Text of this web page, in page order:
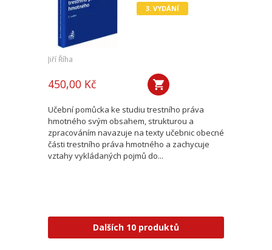
3. VYDÁNÍ
Jiří Říha
450,00 Kč
Učební pomůcka ke studiu trestního práva
hmotného svým obsahem, strukturou a
zpracováním navazuje na texty učebnic obecné
části trestního práva hmotného a zachycuje
vztahy vykládaných pojmů do...
Dalších 10 produktů